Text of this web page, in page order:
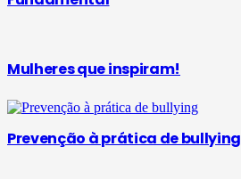
Mulheres que inspiram!
Prevenção à prática de bullying